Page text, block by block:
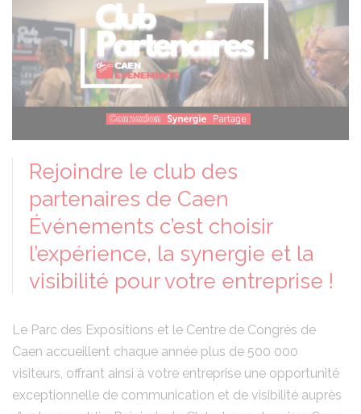
Rejoindre le club des
partenaires de Caen
Événements c’est choisir
l’expérience, la synergie et la
visibilité pour votre entreprise !
Le Parc des Expositions et le Centre de Congrès de
Caen accueillent chaque année plus de 500 000
visiteurs, offrant ainsi à votre entreprise une opportunité
exceptionnelle de communication et de visibilité auprès